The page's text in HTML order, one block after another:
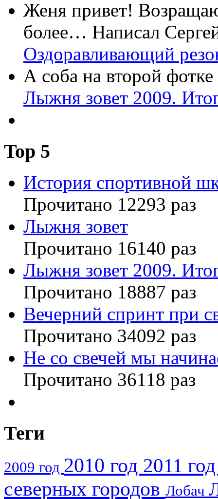
Женя привет!
более… Написал
Оздоравливающий
А соба на второй
Лыжня зовет 2009.
Top 5
История спортивной
Прочитано 12293 раз
Лыжня зовет
Прочитано 16140 раз
Лыжня зовет 2009.
Прочитано 18887 раз
Вечерний спринт при
Прочитано 34092 раз
Не со свечей мы
Прочитано 36118 раз
Теги
2009 год 2010 год 2011
северных городов Лобач